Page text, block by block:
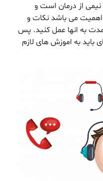
نیمی از درمان است و
اهمیت می باشد نکات و
به انها عمل کنید. پس
باید به اموزش های لازم